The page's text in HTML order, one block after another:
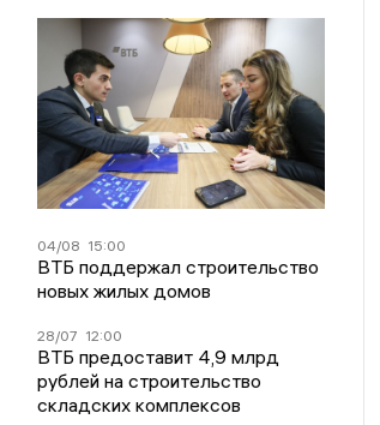
04/08 15:00
ВТБ поддержал строительство
новых жилых домов
28/07 12:00
ВТБ предоставит 4,9 млрд
рублей на строительство
складских комплексов